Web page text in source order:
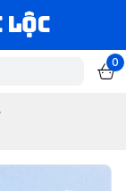
0